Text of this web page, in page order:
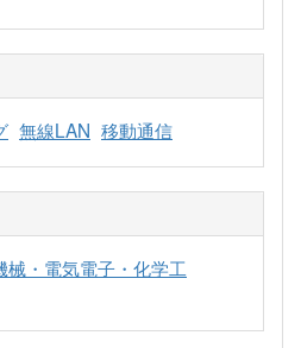
無線LAN 移動通信
械・電気電子・化学工